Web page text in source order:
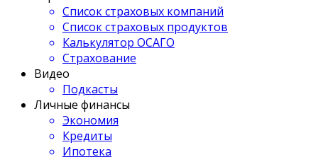
Список страховых компаний
Список страховых продуктов
Калькулятор ОСАГО
Страхование
Видео
Подкасты
Личные финансы
Экономия
Кредиты
Ипотека